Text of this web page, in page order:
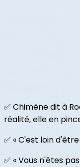
✅ Chimène dit à
réalité, elle en
✅ « C'est loin
✅ « Vous n'êtes